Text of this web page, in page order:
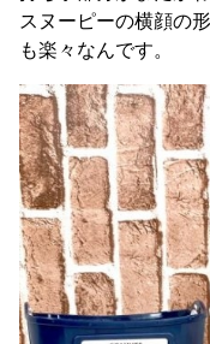
スヌーピーの横顔の
も楽々なんです。